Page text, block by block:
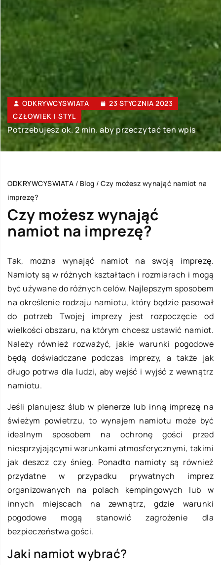
ODKRYWCYSWIATA
23 STYCZNIA 2023
CZŁOWIEK I STYL
Potrzebujesz ok. 2 min. aby przeczytać ten wpis
ODKRYWCYSWIATA / Blog / Czy możesz wynająć namiot na
imprezę?
Czy możesz wynająć
namiot na imprezę?
Tak, można wynająć namiot na swoją imprezę.
Namioty są w różnych kształtach i rozmiarach i mogą
być używane do różnych celów. Najlepszym sposobem
na określenie rodzaju namiotu, który będzie pasował
do potrzeb Twojej imprezy jest rozpoczęcie od
wielkości obszaru, na którym chcesz ustawić namiot.
Należy również rozważyć, jakie warunki pogodowe
będą doświadczane podczas imprezy, a także jak
długo potrwa dla ludzi, aby wejść i wyjść z wewnątrz
namiotu.
Jeśli planujesz ślub w plenerze lub inną imprezę na
świeżym powietrzu, to wynajem namiotu może być
idealnym sposobem na ochronę gości przed
niesprzyjającymi warunkami atmosferycznymi, takimi
jak deszcz czy śnieg. Ponadto namioty są również
przydatne w przypadku prywatnych imprez
organizowanych na polach kempingowych lub w
innych miejscach na zewnątrz, gdzie warunki
pogodowe mogą stanowić zagrożenie dla
bezpieczeństwa gości.
Jaki namiot wybrać?